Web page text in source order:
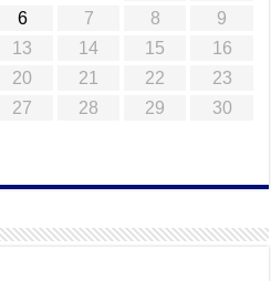
6 7 8
9
13 14 15
16
20 21 22
23
27 28 29
30